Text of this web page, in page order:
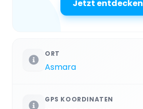
Jetzt entdecken
ORT
Asmara
GPS KOORDINATEN